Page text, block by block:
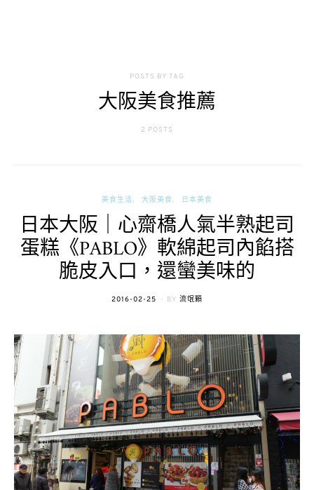
POSTS BY TAG
大阪美食推薦
2 POSTS
美食生活 大阪美食 日本美食
日本大阪｜心齋橋人氣半熟起司
蛋糕《PABLO》軟綿起司內餡搭
脆皮入口，還蠻美味的
POSTED
2016-02-25 BY 流氓顆